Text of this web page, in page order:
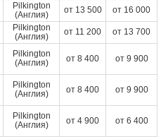
Pilkington
(Англия)
от 13 500 от 16 000
Pilkington
(Англия)
от 11 200 от 13 700
Pilkington
(Англия)
от 8 400 от 9 900
Pilkington
(Англия)
от 8 400 от 9 900
Pilkington
(Англия)
от 4 900 от 6 400